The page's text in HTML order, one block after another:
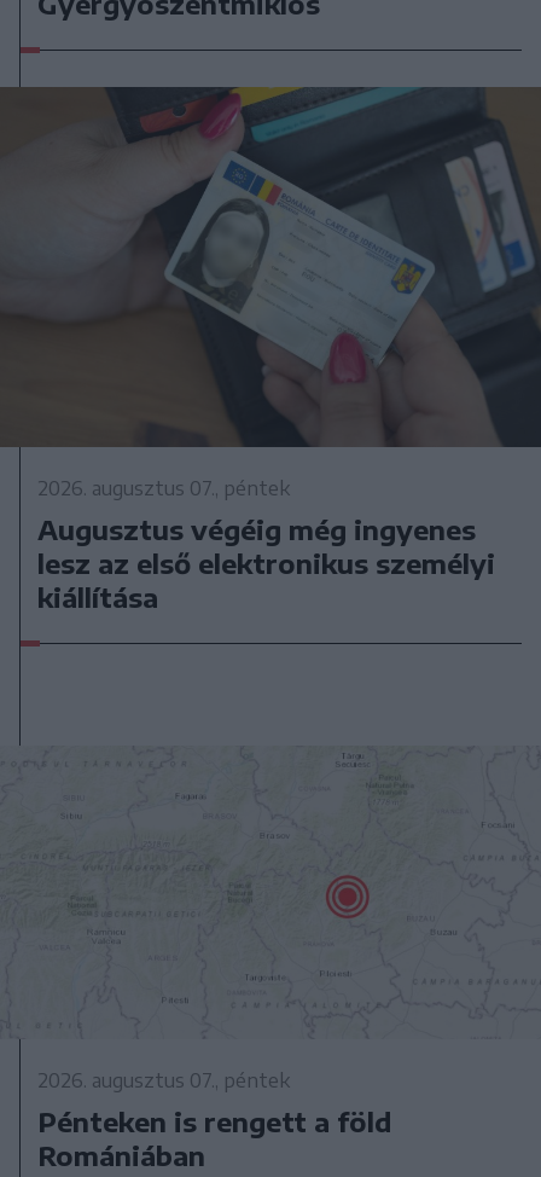
2026. augusztus 07., péntek
Augusztus végéig még ingyenes
lesz az első elektronikus személyi
kiállítása
2026. augusztus 07., péntek
Pénteken is rengett a föld
Romániában